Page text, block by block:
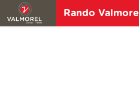
Rando Valmorel